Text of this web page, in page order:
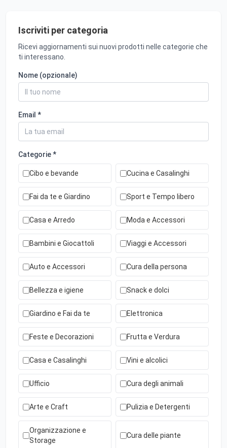
Iscriviti per categoria
Ricevi aggiornamenti sui nuovi prodotti nelle categorie che
ti interessano.
Nome (opzionale)
Email *
Categorie *
Cibo e bevande Cucina e Casalinghi
Fai da te e Giardino Sport e Tempo libero
Casa e Arredo Moda e Accessori
Bambini e Giocattoli Viaggi e Accessori
Auto e Accessori Cura della persona
Bellezza e igiene Snack e dolci
Giardino e Fai da te Elettronica
Feste e Decorazioni Frutta e Verdura
Casa e Casalinghi Vini e alcolici
Ufficio Cura degli animali
Arte e Craft Pulizia e Detergenti
Organizzazione e
Storage
Cura delle piante